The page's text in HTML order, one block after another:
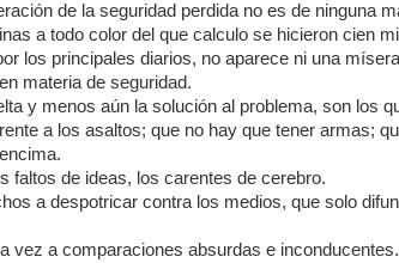
de la seguridad perdida no es de ninguna
a todo color del que calculo se hicieron cien
los principales diarios, no aparece ni una
materia de seguridad.
y menos aún la solución al problema, son los
a los asaltos; que no hay que tener armas;
faltos de ideas, los carentes de cerebro.
a despotricar contra los medios, que solo
vez a comparaciones absurdas e inconducentes.